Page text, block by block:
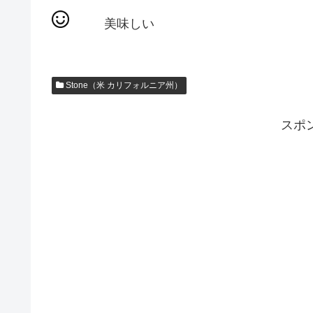
美味しい
Stone（米 カリフォルニア州）
スポ